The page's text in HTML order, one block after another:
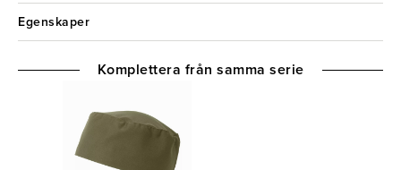
Egenskaper
Komplettera från samma serie